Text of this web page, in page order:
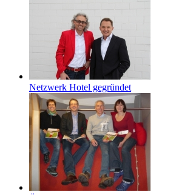
Netzwerk Hotel gegründet